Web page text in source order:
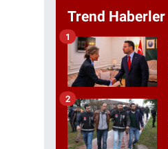
Trend Haberler
1
2